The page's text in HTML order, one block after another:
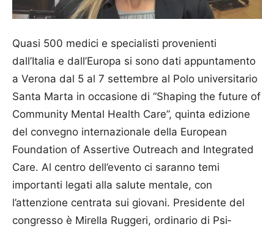
Quasi 500 medici e specialisti provenienti
dall’Italia e dall’Europa si sono dati appuntamento
a Verona dal 5 al 7 settembre al Polo universitario
Santa Marta in occasione di “Shaping the future of
Community Mental Health Care”, quinta edizione
del convegno internazionale della European
Foundation of Assertive Outreach and Integrated
Care. Al centro dell’evento ci saranno temi
importanti legati alla salute mentale, con
l’attenzione centrata sui giovani. Presidente del
congresso è Mirella Ruggeri, ordinario di Psi­